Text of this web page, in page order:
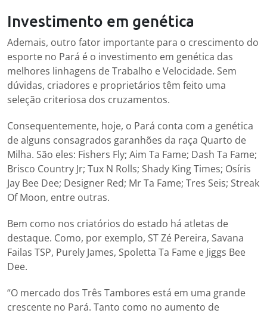
Investimento em genética
Ademais, outro fator importante para o crescimento do
esporte no Pará é o investimento em genética das
melhores linhagens de Trabalho e Velocidade. Sem
dúvidas, criadores e proprietários têm feito uma
seleção criteriosa dos cruzamentos.
Consequentemente, hoje, o Pará conta com a genética
de alguns consagrados garanhões da raça Quarto de
Milha. São eles: Fishers Fly; Aim Ta Fame; Dash Ta Fame;
Brisco Country Jr; Tux N Rolls; Shady King Times; Osíris
Jay Bee Dee; Designer Red; Mr Ta Fame; Tres Seis; Streak
Of Moon, entre outras.
Bem como nos criatórios do estado há atletas de
destaque. Como, por exemplo, ST Zé Pereira, Savana
Failas TSP, Purely James, Spoletta Ta Fame e Jiggs Bee
Dee.
“O mercado dos Três Tambores está em uma grande
crescente no Pará. Tanto como no aumento de